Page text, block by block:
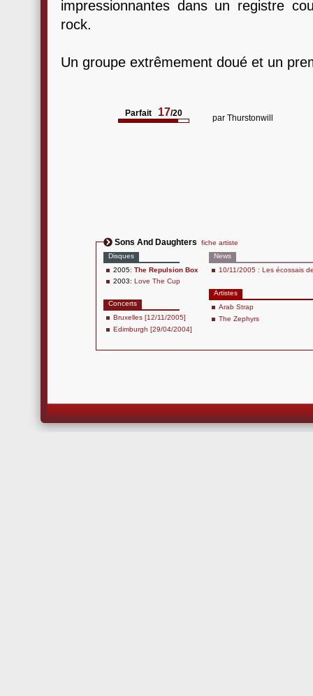
impressionnantes dans un registre
rock.
Un groupe extrêmement doué et un
Parfait 17/20 par Thurstonwill
Sons And Daughters
fiche artiste
Disques
2005: The Repulsion Box
2003: Love The Cup
Concerts
Bruxelles [12/11/2005]
Edimburgh [29/04/2004]
News
10/11/2005 : Les écossais
Artistes
Arab Strap
The Zephyrs